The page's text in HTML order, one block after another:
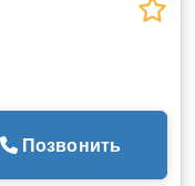
Позвонить